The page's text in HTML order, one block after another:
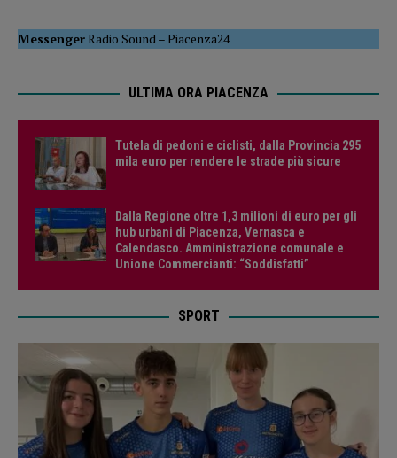
MessengerRadio Sound–Piacenza24
ULTIMA ORA PIACENZA
Tutela di pedoni e ciclisti, dalla Provincia 295
mila euro per rendere le strade più sicure
Dalla Regione oltre 1,3 milioni di euro per gli
hub urbani di Piacenza, Vernasca e
Calendasco. Amministrazione comunale e
Unione Commercianti: “Soddisfatti”
SPORT